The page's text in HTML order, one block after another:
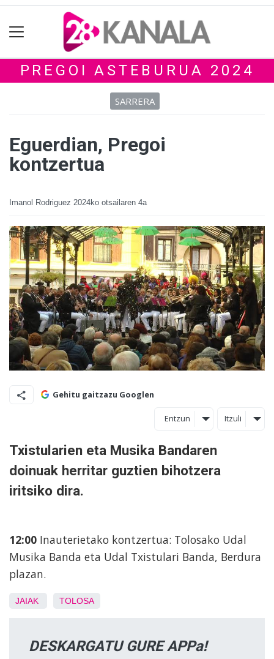
PREGOI ASTEBURUA 2024
SARRERA
Eguerdian, Pregoi
kontzertua
Imanol Rodriguez 2024ko otsailaren 4a
Gehitu gaitzazu Googlen
Entzun Itzuli
Txistularien eta Musika Bandaren
doinuak herritar guztien bihotzera
iritsiko dira.
12:00 Inauterietako kontzertua: Tolosako Udal
Musika Banda eta Udal Txistulari Banda, Berdura
plazan.
JAIAK TOLOSA
DESKARGATU GURE APPa!